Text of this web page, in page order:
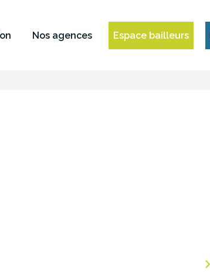
Nos agences Espace bailleurs